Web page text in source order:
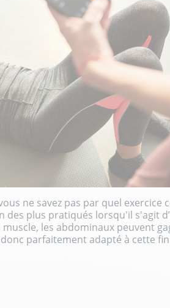
ne savez pas par quel exercice
des plus pratiqués lorsqu'il s'agit
les abdominaux peuvent
parfaitement adapté à cette